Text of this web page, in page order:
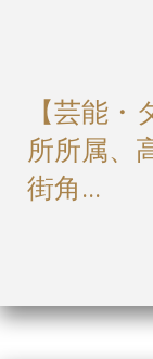
【芸能
所所属、
街角...